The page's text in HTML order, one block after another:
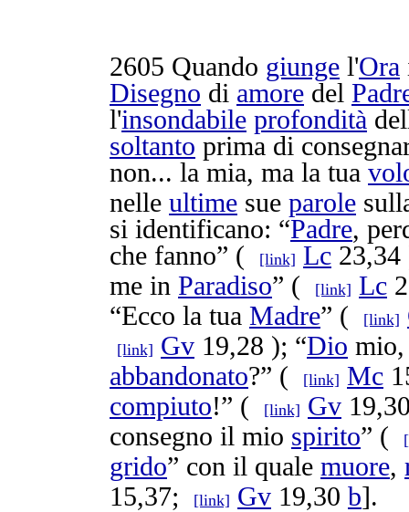
2605 Quando giunge l'Ora
Disegno di amore del
l'insondabile profondità
soltanto prima di
non... la mia, ma la tua
nelle ultime sue parole
si identificano: “Padre,
che fanno” (
[link] Lc
me in Paradiso” ( [link] Lc
“Ecco la tua Madre” ( [link]
[link] Gv 19,28 ); “Dio
abbandonato?” ( [link] Mc
compiuto!” ( [link] Gv
consegno il mio spirito” (
grido” con il quale muore,
15,37;
[link] Gv 19,30 b].